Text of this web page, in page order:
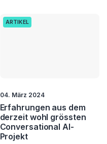
ARTIKEL
04. März 2024
Erfahrungen aus dem
derzeit wohl grössten
Conversational AI-
Projekt